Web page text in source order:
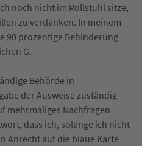
noch nicht im Rollstuhl sitze,
zu verdanken. In meinem
90 prozentige Behinderung
G.
Behörde in
der Ausweise zuständig
mehrmaliges Nachfragen
dass ich, solange ich nicht
Anrecht auf die blaue Karte